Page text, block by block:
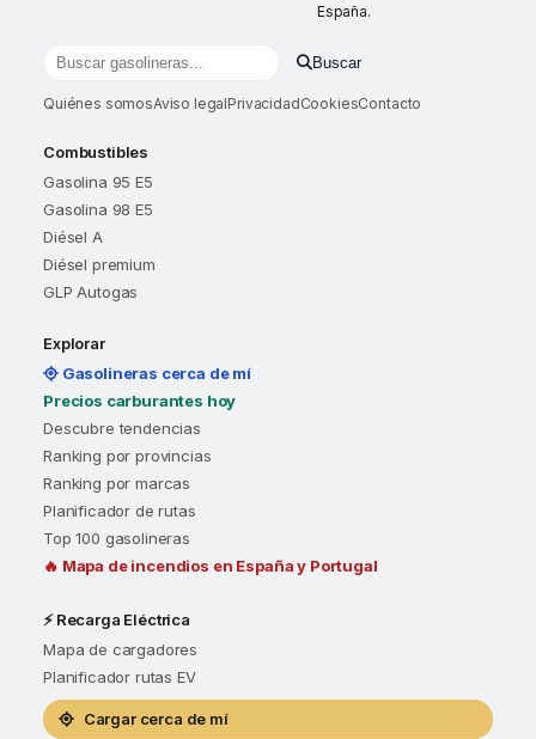
España.
Buscar gasolineras por localidad o provincia
Buscar
Quiénes somosAviso legalPrivacidadCookiesContacto
Combustibles
Gasolina 95 E5
Gasolina 98 E5
Diésel A
Diésel premium
GLP Autogas
Explorar
Gasolineras cerca de mí
Precios carburantes hoy
Descubre tendencias
Ranking por provincias
Ranking por marcas
Planificador de rutas
Top 100 gasolineras
🔥 Mapa de incendios en España y Portugal
⚡ Recarga Eléctrica
Mapa de cargadores
Planificador rutas EV
Cargar cerca de mí